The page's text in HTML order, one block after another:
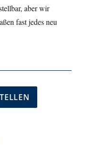
aber wir
fast jedes neu